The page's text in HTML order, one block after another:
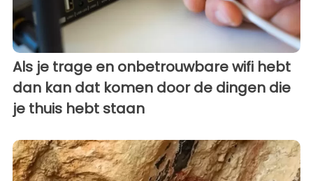
Als je trage en onbetrouwbare wifi hebt
dan kan dat komen door de dingen die
je thuis hebt staan